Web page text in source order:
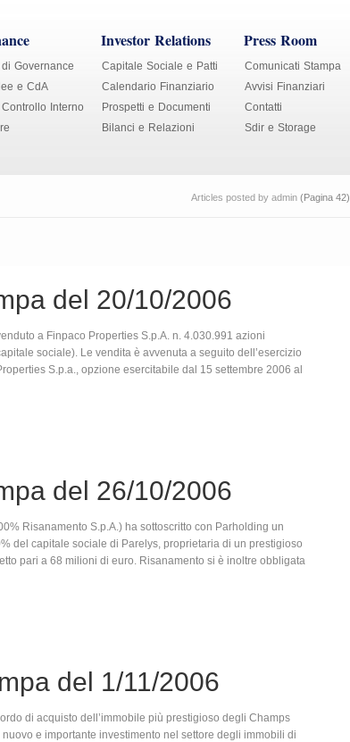
Governance
e CdA
Interno
Investor Relations
Capitale Sociale e Patti
Calendario Finanziario
Prospetti e Documenti
Bilanci e Relazioni
Press Room
Comunicati Stampa
Avvisi Finanziari
Contatti
Sdir e Storage
Articles posted by admin (Pagina 42)
del 20/10/2006
a Finpaco Properties S.p.A. n. 4.030.991 azioni
sociale). Le vendita è avvenuta a seguito dell’esercizio
S.p.a., opzione esercitabile dal 15 settembre 2006 al
del 26/10/2006
Risanamento S.p.A.) ha sottoscritto con Parholding un
del capitale sociale di Parelys, proprietaria di un prestigioso
pari a 68 milioni di euro. Risanamento si è inoltre obbligata
del 1/11/2006
di acquisto dell’immobile più prestigioso degli Champs
e importante investimento nel settore degli immobili di